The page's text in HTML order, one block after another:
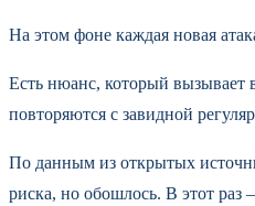
На этом фоне каждая новая
Есть нюанс, который вызывает
повторяются с завидной
По данным из открытых
риска, но обошлось. В этот раз